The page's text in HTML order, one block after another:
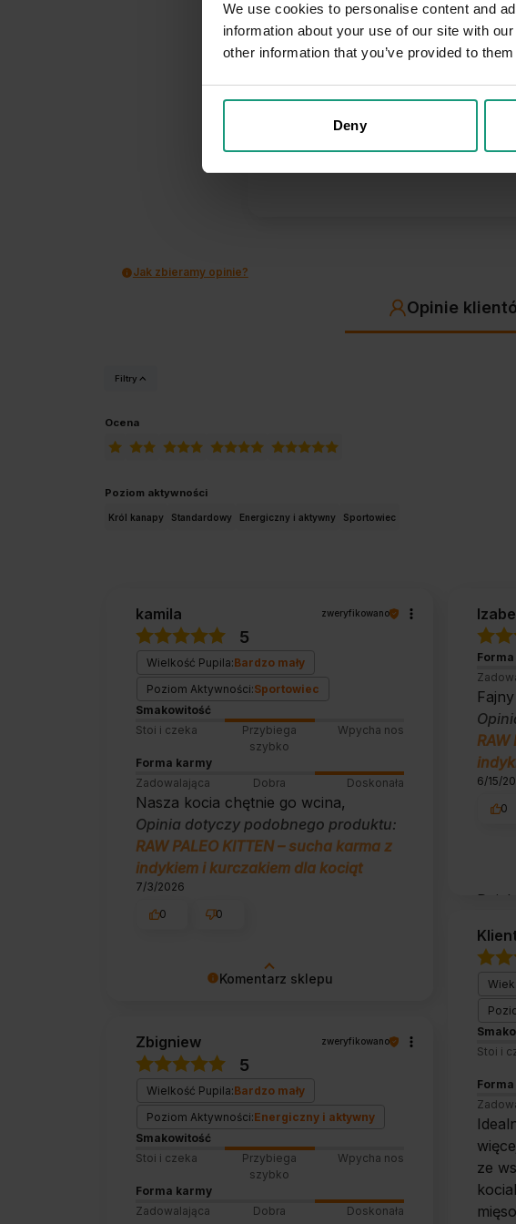
We use cookies to personalise content and
information about your use of our site with
other information that you’ve provided to
Deny
4.9
z całego
zebranych i zweryfikowanych przez
Jak zbieramy opinie?
Opinie
Filtry
Ocena
Poziom aktywności
Król kanapy Standardowy Energiczny i aktywny Sportowiec
Komentarz sklepu
wspaniałych klientów jak Ty. Z
pozdrowieniami, obsługa sklepu.
kamila zweryfikowano
5
Wielkość Pupila:Bardzo mały
Poziom Aktywności:Sportowiec
Smakowitość
Stoi i czeka
Przybiega
szybko
Wpycha nos
Forma karmy
Zadowalająca
Dobra Doskonała
Nasza kocia chętnie go wcina,
Opinia dotyczy podobnego produktu:
RAW PALEO KITTEN – sucha karma z
indykiem i kurczakiem dla kociąt
7/3/2026
0 0
RAW
6/15/
0
Wiek:
Stoi i
ze
Zbigniew zweryfikowano
5
Wielkość Pupila:Bardzo mały
Poziom Aktywności:Energiczny i aktywny
Smakowitość
Stoi i czeka
Przybiega
szybko
Wpycha nos
Forma karmy
Zadowalająca
Dobra Doskonała